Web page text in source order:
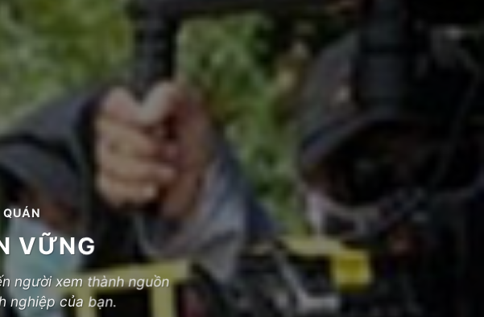
VỮNG
người xem thành nguồn
nghiệp của bạn.